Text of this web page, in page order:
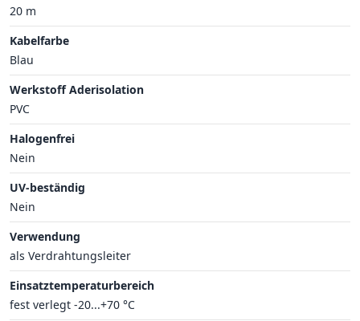
20 m
Kabelfarbe
Blau
Werkstoff Aderisolation
PVC
Halogenfrei
Nein
UV-beständig
Nein
Verwendung
als Verdrahtungsleiter
Einsatztemperaturbereich
fest verlegt -20...+70 °C